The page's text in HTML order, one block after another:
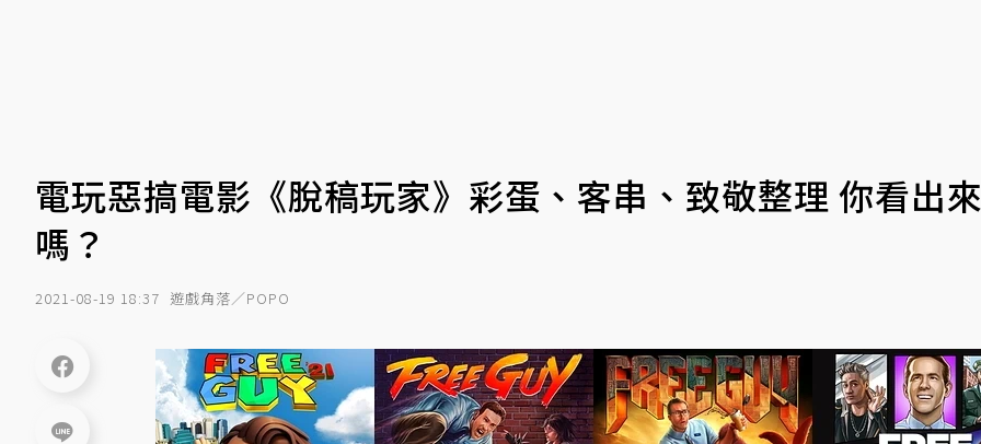
電玩惡搞電影《脫稿玩家》彩蛋、客串、致敬整理 你看出
嗎？
2021-08-19 18:37 遊戲角落／POPO